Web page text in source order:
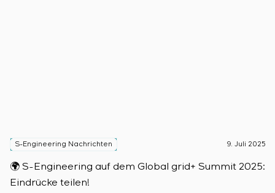
S-Engineering Nachrichten 9. Juli 2025
🌍 S-Engineering auf dem Global grid+ Summit 2025:
Eindrücke teilen!